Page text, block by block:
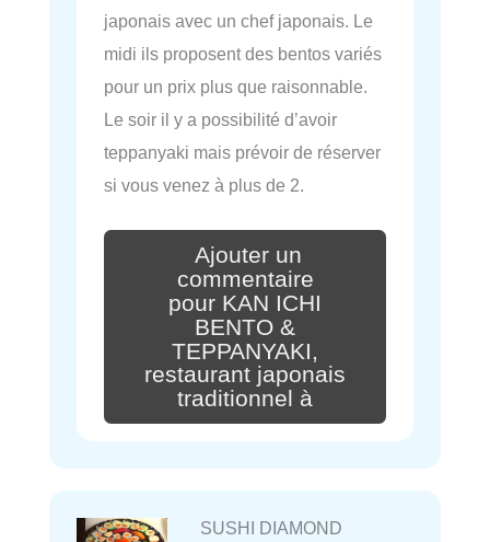
japonais avec un chef japonais. Le
midi ils proposent des bentos variés
pour un prix plus que raisonnable.
Le soir il y a possibilité d’avoir
teppanyaki mais prévoir de réserver
si vous venez à plus de 2.
Ajouter un
commentaire
pour KAN ICHI
BENTO &
TEPPANYAKI,
restaurant japonais
traditionnel à
SUSHI DIAMOND